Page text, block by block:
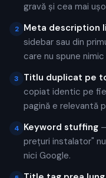
gravă și cea mai
2 Meta description
sidebar sau din
care nu spune
3 Titlu duplicat pe
copiat identic pe
pagină e relevantă
4 Keyword stuffing
prețuri instalator"
nici Google.